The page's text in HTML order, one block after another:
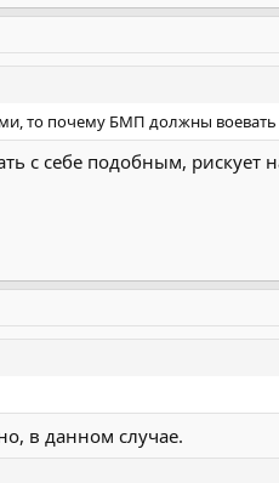
то почему БМП должны
с себе подобным, рискует
в данном случае.